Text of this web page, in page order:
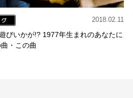
2018.02.11
びいかが!? 1977年生まれのあなたに
・この曲